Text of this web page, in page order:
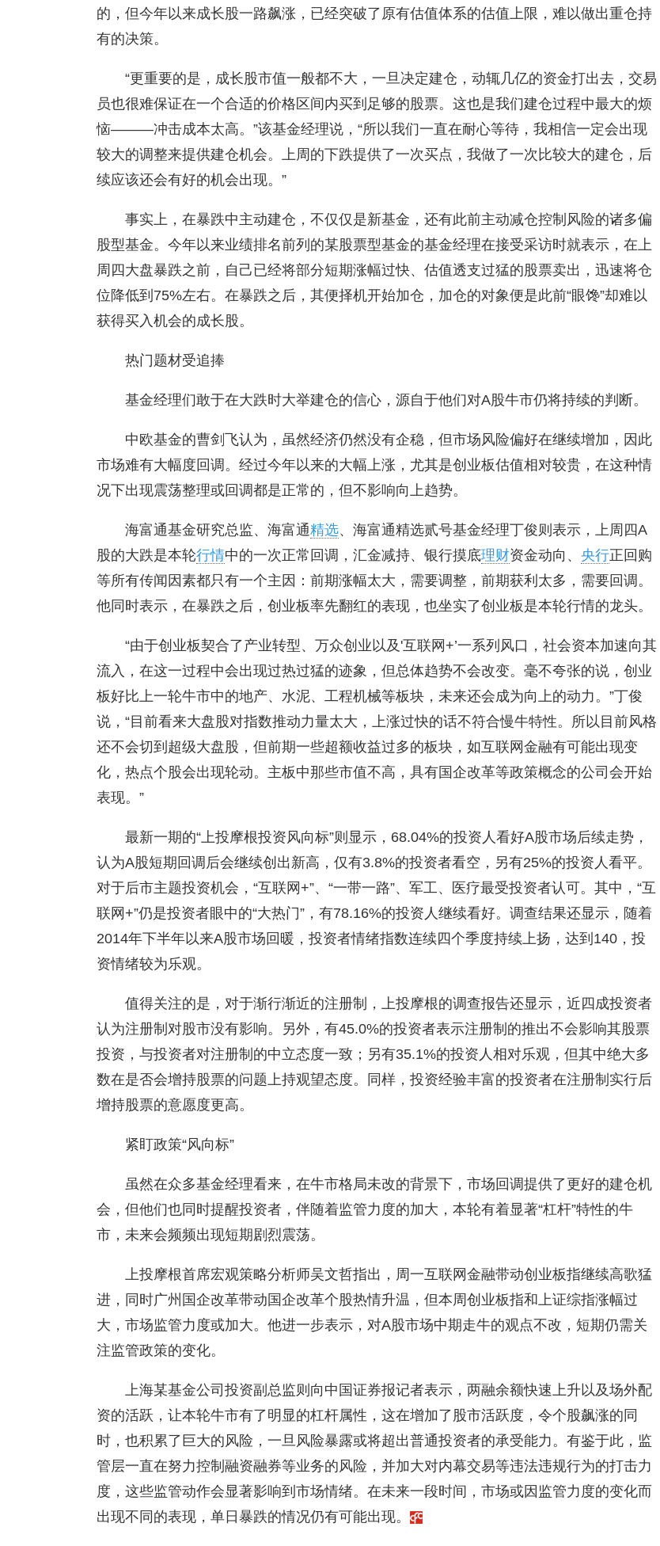
的，但今年以来成长股一路飙涨，已经突破了原有估值体系的估值上限，难以做出重仓持
有的决策。
“更重要的是，成长股市值一般都不大，一旦决定建仓，动辄几亿的资金打出去，交易
员也很难保证在一个合适的价格区间内买到足够的股票。这也是我们建仓过程中最大的烦
恼———冲击成本太高。”该基金经理说，“所以我们一直在耐心等待，我相信一定会出现
较大的调整来提供建仓机会。上周的下跌提供了一次买点，我做了一次比较大的建仓，后
续应该还会有好的机会出现。”
事实上，在暴跌中主动建仓，不仅仅是新基金，还有此前主动减仓控制风险的诸多偏
股型基金。今年以来业绩排名前列的某股票型基金的基金经理在接受采访时就表示，在上
周四大盘暴跌之前，自己已经将部分短期涨幅过快、估值透支过猛的股票卖出，迅速将仓
位降低到75%左右。在暴跌之后，其便择机开始加仓，加仓的对象便是此前“眼馋”却难以
获得买入机会的成长股。
热门题材受追捧
基金经理们敢于在大跌时大举建仓的信心，源自于他们对A股牛市仍将持续的判断。
中欧基金的曹剑飞认为，虽然经济仍然没有企稳，但市场风险偏好在继续增加，因此
市场难有大幅度回调。经过今年以来的大幅上涨，尤其是创业板估值相对较贵，在这种情
况下出现震荡整理或回调都是正常的，但不影响向上趋势。
海富通基金研究总监、海富通精选、海富通精选贰号基金经理丁俊则表示，上周四A
股的大跌是本轮行情中的一次正常回调，汇金减持、银行摸底理财资金动向、 央行正回购
等所有传闻因素都只有一个主因：前期涨幅太大，需要调整，前期获利太多，需要回调。
他同时表示，在暴跌之后，创业板率先翻红的表现，也坐实了创业板是本轮行情的龙头。
“由于创业板契合了产业转型、万众创业以及'互联网+’一系列风口，社会资本加速向其
流入，在这一过程中会出现过热过猛的迹象，但总体趋势不会改变。毫不夸张的说，创业
板好比上一轮牛市中的地产、水泥、工程机械等板块，未来还会成为向上的动力。”丁俊
说，“目前看来大盘股对指数推动力量太大，上涨过快的话不符合慢牛特性。所以目前风格
还不会切到超级大盘股，但前期一些超额收益过多的板块，如互联网金融有可能出现变
化，热点个股会出现轮动。主板中那些市值不高，具有国企改革等政策概念的公司会开始
表现。”
最新一期的“上投摩根投资风向标”则显示，68.04%的投资人看好A股市场后续走势，
认为A股短期回调后会继续创出新高，仅有3.8%的投资者看空，另有25%的投资人看平。
对于后市主题投资机会，“互联网+”、“一带一路”、军工、医疗最受投资者认可。其中，“互
联网+”仍是投资者眼中的“大热门”，有78.16%的投资人继续看好。调查结果还显示，随着
2014年下半年以来A股市场回暖，投资者情绪指数连续四个季度持续上扬，达到140，投
资情绪较为乐观。
值得关注的是，对于渐行渐近的注册制，上投摩根的调查报告还显示，近四成投资者
认为注册制对股市没有影响。另外，有45.0%的投资者表示注册制的推出不会影响其股票
投资，与投资者对注册制的中立态度一致；另有35.1%的投资人相对乐观，但其中绝大多
数在是否会增持股票的问题上持观望态度。同样，投资经验丰富的投资者在注册制实行后
增持股票的意愿度更高。
紧盯政策“风向标”
虽然在众多基金经理看来，在牛市格局未改的背景下，市场回调提供了更好的建仓机
会，但他们也同时提醒投资者，伴随着监管力度的加大，本轮有着显著“杠杆”特性的牛
市，未来会频频出现短期剧烈震荡。
上投摩根首席宏观策略分析师吴文哲指出，周一互联网金融带动创业板指继续高歌猛
进，同时广州国企改革带动国企改革个股热情升温，但本周创业板指和上证综指涨幅过
大，市场监管力度或加大。他进一步表示，对A股市场中期走牛的观点不改，短期仍需关
注监管政策的变化。
上海某基金公司投资副总监则向中国证券报记者表示，两融余额快速上升以及场外配
资的活跃，让本轮牛市有了明显的杠杆属性，这在增加了股市活跃度，令个股飙涨的同
时，也积累了巨大的风险，一旦风险暴露或将超出普通投资者的承受能力。有鉴于此，监
管层一直在努力控制融资融券等业务的风险，并加大对内幕交易等违法违规行为的打击力
度，这些监管动作会显著影响到市场情绪。在未来一段时间，市场或因监管力度的变化而
出现不同的表现，单日暴跌的情况仍有可能出现。